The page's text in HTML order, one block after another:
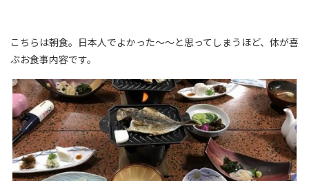
こちらは朝食。日本人でよかった～～と思ってしまうほど、体が喜
ぶお食事内容です。